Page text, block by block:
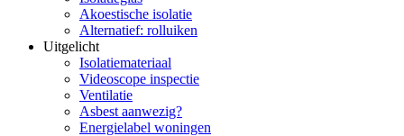
Akoestische isolatie
Alternatief: rolluiken
Uitgelicht
Isolatiemateriaal
Videoscope inspectie
Ventilatie
Asbest aanwezig?
Energielabel woningen